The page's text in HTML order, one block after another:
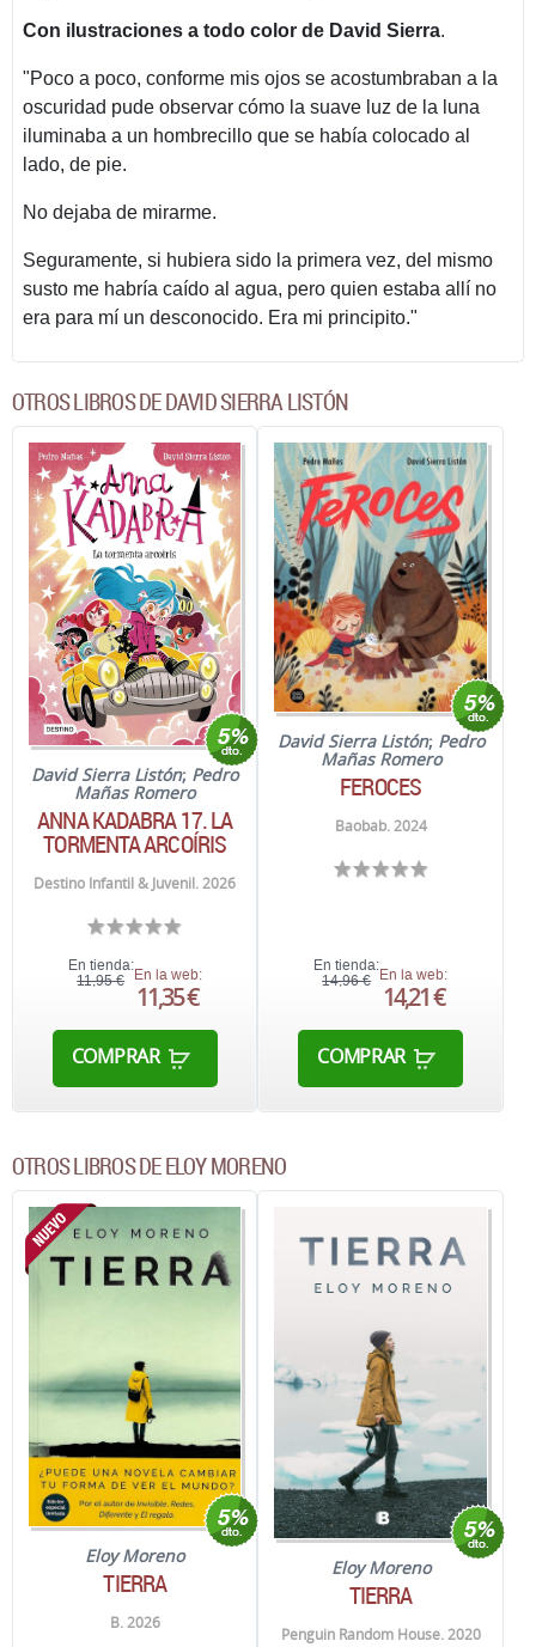
Con ilustraciones a todo color de David Sierra.
"Poco a poco, conforme mis ojos se acostumbraban a la
oscuridad pude observar cómo la suave luz de la luna
iluminaba a un hombrecillo que se había colocado al
lado, de pie.
No dejaba de mirarme.
Seguramente, si hubiera sido la primera vez, del mismo
susto me habría caído al agua, pero quien estaba allí no
era para mí un desconocido. Era mi principito."
OTROS LIBROS DE DAVID SIERRA LISTÓN
David Sierra Listón; Pedro
Mañas Romero
ANNA KADABRA 17. LA
TORMENTA ARCOÍRIS
Destino Infantil & Juvenil. 2026
En tienda:
11,95 € En la web:
11,35 €
COMPRAR
David Sierra Listón; Pedro
Mañas Romero
FEROCES
Baobab. 2024
En tienda:
14,96 €
En la web:
14,21 €
COMPRAR
OTROS LIBROS DE ELOY MORENO
Eloy Moreno
TIERRA
B. 2026
Eloy Moreno
TIERRA
Penguin Random House. 2020